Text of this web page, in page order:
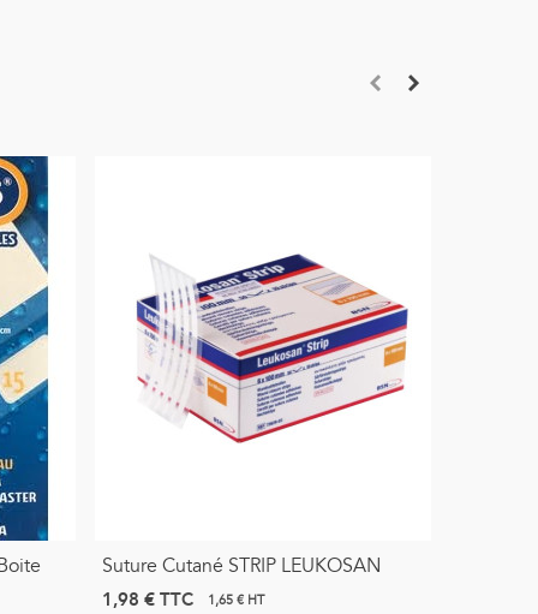
Suture Cutané STRIP LEUKOSAN
1,98 €TTC 1,65 € HT